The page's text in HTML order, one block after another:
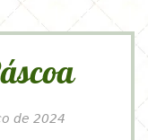
de 2024